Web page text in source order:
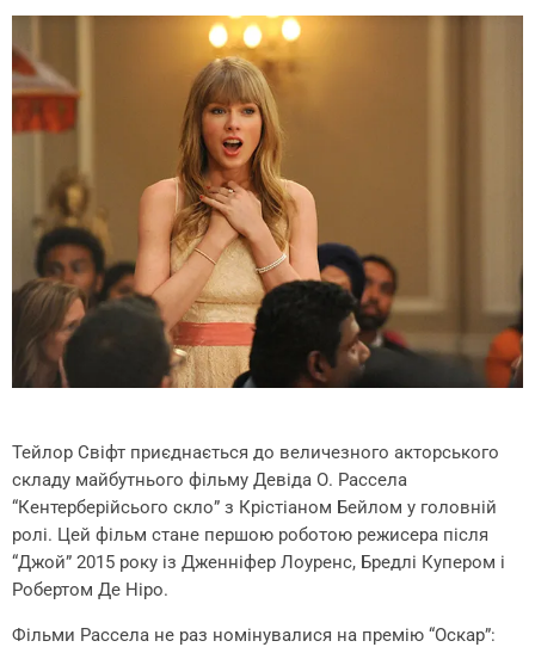
Тейлор Свіфт приєднається до величезного акторського
складу майбутнього фільму Девіда О. Рассела
“Кентерберійсього скло” з Крістіаном Бейлом у головній
ролі. Цей фільм стане першою роботою режисера після
“Джой” 2015 року із Дженніфер Лоуренс, Бредлі Купером і
Робертом Де Ніро.
Фільми Рассела не раз номінувалися на премію “Оскар”: